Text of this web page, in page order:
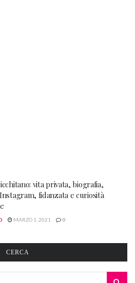
vita privata, biografia,
fidanzata e curiosità
MARZO 1, 2021 0
CERCA